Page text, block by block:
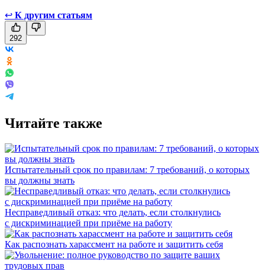
↩ К другим статьям
292
Читайте также
Испытательный срок по правилам: 7 требований, о которых
вы должны знать
Несправедливый отказ: что делать, если столкнулись
с дискриминацией при приёме на работу
Как распознать харассмент на работе и защитить себя